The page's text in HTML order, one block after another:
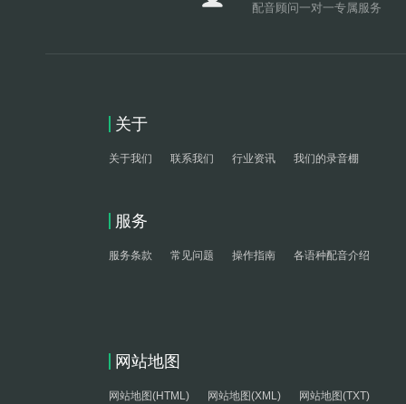
配音顾问一对一专属服务
关于
关于我们 联系我们 行业资讯 我们的录音棚
服务
服务条款 常见问题 操作指南 各语种配音介绍
网站地图
网站地图(HTML) 网站地图(XML) 网站地图(TXT)